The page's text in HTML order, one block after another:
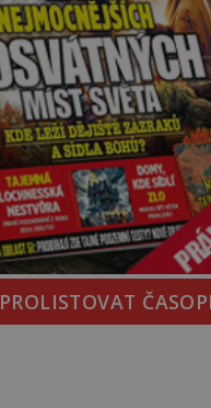
PROLISTOVAT